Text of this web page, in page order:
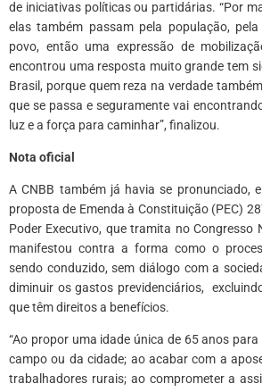
de iniciativas políticas ou partidárias. “Por
elas também passam pela população,
povo, então uma expressão de
encontrou uma resposta muito grande tem
Brasil, porque quem reza na verdade
que se passa e seguramente vai
luz e a força para caminhar”, finalizou.
Nota oficial
A CNBB também já havia se pronunciado,
proposta de Emenda à Constituição (PEC)
Poder Executivo, que tramita no Congresso
manifestou contra a forma como o
sendo conduzido, sem diálogo com a
diminuir os gastos previdenciários,
que têm direitos a benefícios.
“Ao propor uma idade única de 65 anos
campo ou da cidade; ao acabar com a
trabalhadores rurais; ao comprometer a